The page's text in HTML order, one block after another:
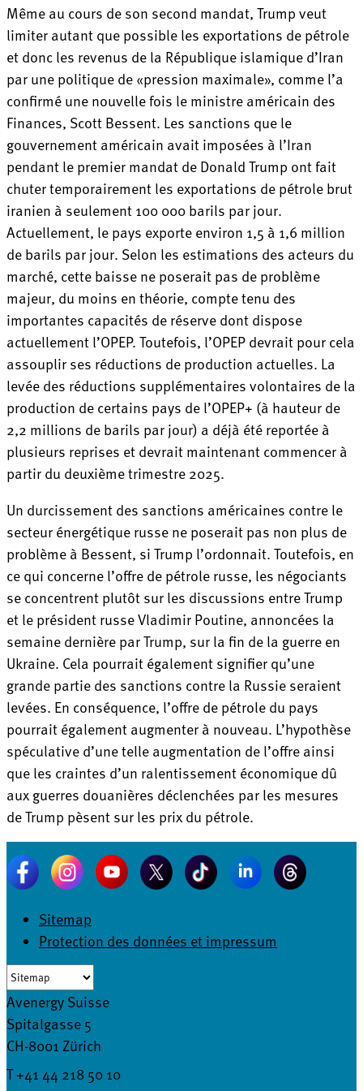
Même au cours de son second mandat, Trump veut
limiter autant que possible les exportations de pétrole
et donc les revenus de la République islamique d’Iran
par une politique de «pression maximale», comme l’a
confirmé une nouvelle fois le ministre américain des
Finances, Scott Bessent. Les sanctions que le
gouvernement américain avait imposées à l’Iran
pendant le premier mandat de Donald Trump ont fait
chuter temporairement les exportations de pétrole brut
iranien à seulement 100 000 barils par jour.
Actuellement, le pays exporte environ 1,5 à 1,6 million
de barils par jour. Selon les estimations des acteurs du
marché, cette baisse ne poserait pas de problème
majeur, du moins en théorie, compte tenu des
importantes capacités de réserve dont dispose
actuellement l’OPEP. Toutefois, l’OPEP devrait pour cela
assouplir ses réductions de production actuelles. La
levée des réductions supplémentaires volontaires de la
production de certains pays de l’OPEP+ (à hauteur de
2,2 millions de barils par jour) a déjà été reportée à
plusieurs reprises et devrait maintenant commencer à
partir du deuxième trimestre 2025.
Un durcissement des sanctions américaines contre le
secteur énergétique russe ne poserait pas non plus de
problème à Bessent, si Trump l’ordonnait. Toutefois, en
ce qui concerne l’offre de pétrole russe, les négociants
se concentrent plutôt sur les discussions entre Trump
et le président russe Vladimir Poutine, annoncées la
semaine dernière par Trump, sur la fin de la guerre en
Ukraine. Cela pourrait également signifier qu’une
grande partie des sanctions contre la Russie seraient
levées. En conséquence, l’offre de pétrole du pays
pourrait également augmenter à nouveau. L’hypothèse
spéculative d’une telle augmentation de l’offre ainsi
que les craintes d’un ralentissement économique dû
aux guerres douanières déclenchées par les mesures
de Trump pèsent sur les prix du pétrole.
Sitemap
Protection des données et impressum
Avenergy Suisse
Spitalgasse 5
CH-8001 Zürich
T +41 44 218 50 10